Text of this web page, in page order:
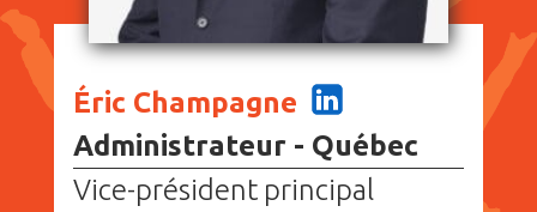
Éric Champagne
Administrateur - Québec
Vice-président principal